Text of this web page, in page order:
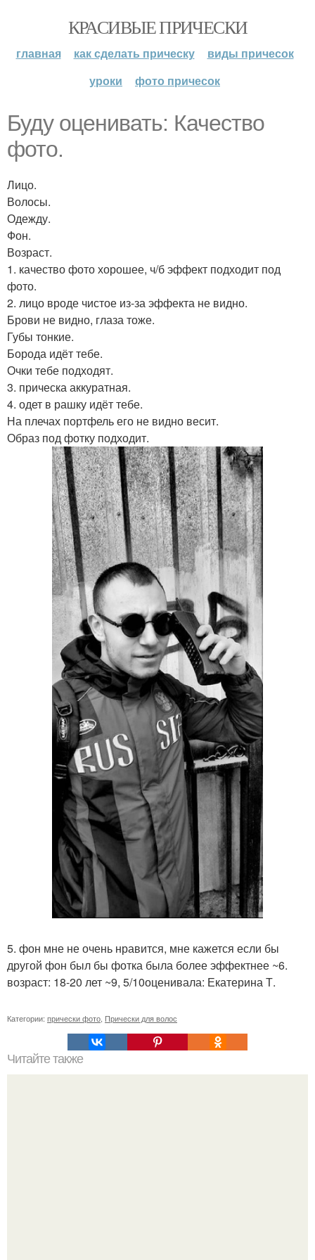
КРАСИВЫЕ ПРИЧЕСКИ
главная как сделать прическу
виды причесок
уроки
фото причесок
Буду оценивать: Качество
фото.
Лицо.
Волосы.
Одежду.
Фон.
Возраст.
1. качество фото хорошее, ч/б эффект подходит под
фото.
2. лицо вроде чистое из-за эффекта не видно.
Брови не видно, глаза тоже.
Губы тонкие.
Борода идёт тебе.
Очки тебе подходят.
3. прическа аккуратная.
4. одет в рашку идёт тебе.
На плечах портфель его не видно весит.
Образ под фотку подходит.
5. фон мне не очень нравится, мне кажется если бы
другой фон был бы фотка была более эффектнее ~6.
возраст: 18-20 лет ~9, 5/10оценивала: Екатерина Т.
Категории: прически фото, Прически для волос
Читайте также